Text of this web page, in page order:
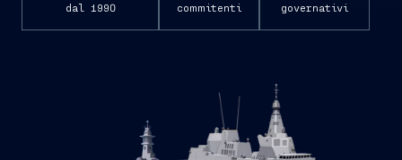
dal 1990
commitenti
governativi